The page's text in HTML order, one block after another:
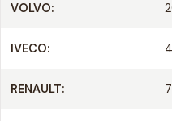
VOLVO:
IVECO:
RENAULT: